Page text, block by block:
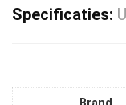
Specificaties: